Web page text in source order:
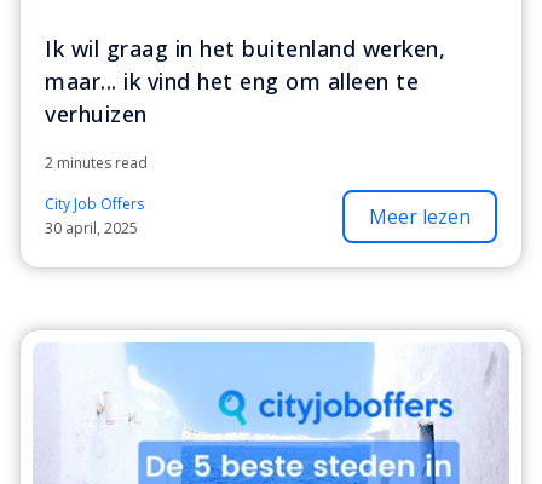
Ik wil graag in het buitenland werken,
maar... ik vind het eng om alleen te
verhuizen
2 minutes read
City Job Offers
30 april, 2025
Meer lezen